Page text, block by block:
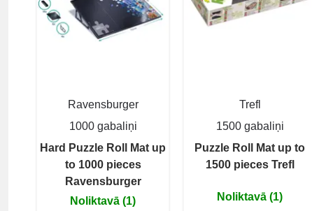
Ravensburger
1000 gabaliņi
Hard Puzzle Roll Mat up
to 1000 pieces
Ravensburger
Noliktavā (1)
Trefl
1500 gabaliņi
Puzzle Roll Mat up to
1500 pieces Trefl
Noliktavā (1)